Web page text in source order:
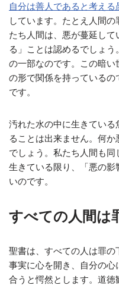
自分は善人であると考える
しています。たとえ人間
たち人間は、悪が蔓延し
る」ことは認めるでしょ
の一部なのです。この暗
の形で関係を持っている
です。
汚れた水の中に生きてい
ることは出来ません。何
でしょう。私たち人間も
生きている限り、「悪の
いのです。
すべての人間は
聖書は、すべての人は罪
事実に心を開き、自分の心
合うと愕然とします。道徳